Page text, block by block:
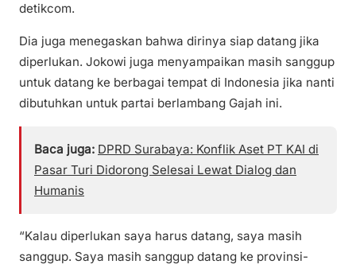
detikcom.
Dia juga menegaskan bahwa dirinya siap datang jika
diperlukan. Jokowi juga menyampaikan masih sanggup
untuk datang ke berbagai tempat di Indonesia jika nanti
dibutuhkan untuk partai berlambang Gajah ini.
Baca juga: DPRD Surabaya: Konflik Aset PT KAI di
Pasar Turi Didorong Selesai Lewat Dialog dan
Humanis
“Kalau diperlukan saya harus datang, saya masih
sanggup. Saya masih sanggup datang ke provinsi-